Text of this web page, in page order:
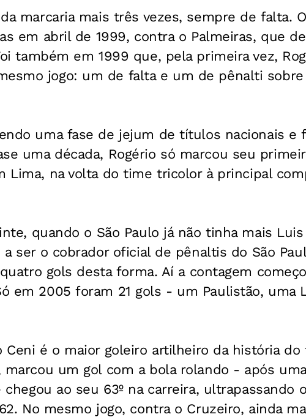
marcaria mais três vezes, sempre de falta.
em abril de 1999, contra o Palmeiras, que
também em 1999 que, pela primeira vez,
jogo: um de falta e um de pênalti
uma fase de jejum de títulos nacionais e
uma década, Rogério só marcou seu
Lima, na volta do time tricolor à principal
quando o São Paulo já não tinha mais Luis
a ser o cobrador oficial de pênaltis do São
gols desta forma. Aí a contagem
em 2005 foram 21 gols - um Paulistão, uma
Ceni é o maior goleiro artilheiro da história
marcou um gol com a bola rolando - após
ao seu 63º na carreira, ultrapassando
No mesmo jogo, contra o Cruzeiro, ainda